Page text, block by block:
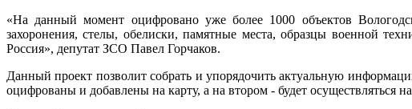
«На данный момент оцифровано уже более 1000 объектов
захоронения, стелы, обелиски, памятные места, образцы военной
Россия», депутат ЗСО Павел Горчаков.
Данный проект позволит собрать и упорядочить актуальную
оцифрованы и добавлены на карту, а на втором - будет осуществляться